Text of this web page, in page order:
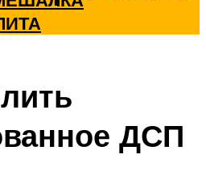
ДСП